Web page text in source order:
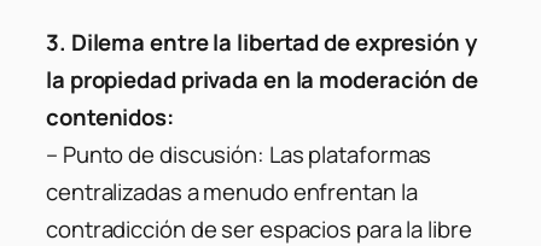
3. Dilema entre la libertad de expresión y
la propiedad privada en la moderación de
contenidos:
– Punto de discusión: Las plataformas
centralizadas a menudo enfrentan la
contradicción de ser espacios para la libre